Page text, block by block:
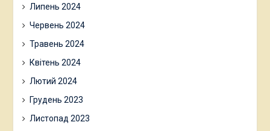
Липень 2024
Червень 2024
Травень 2024
Квітень 2024
Лютий 2024
Грудень 2023
Листопад 2023